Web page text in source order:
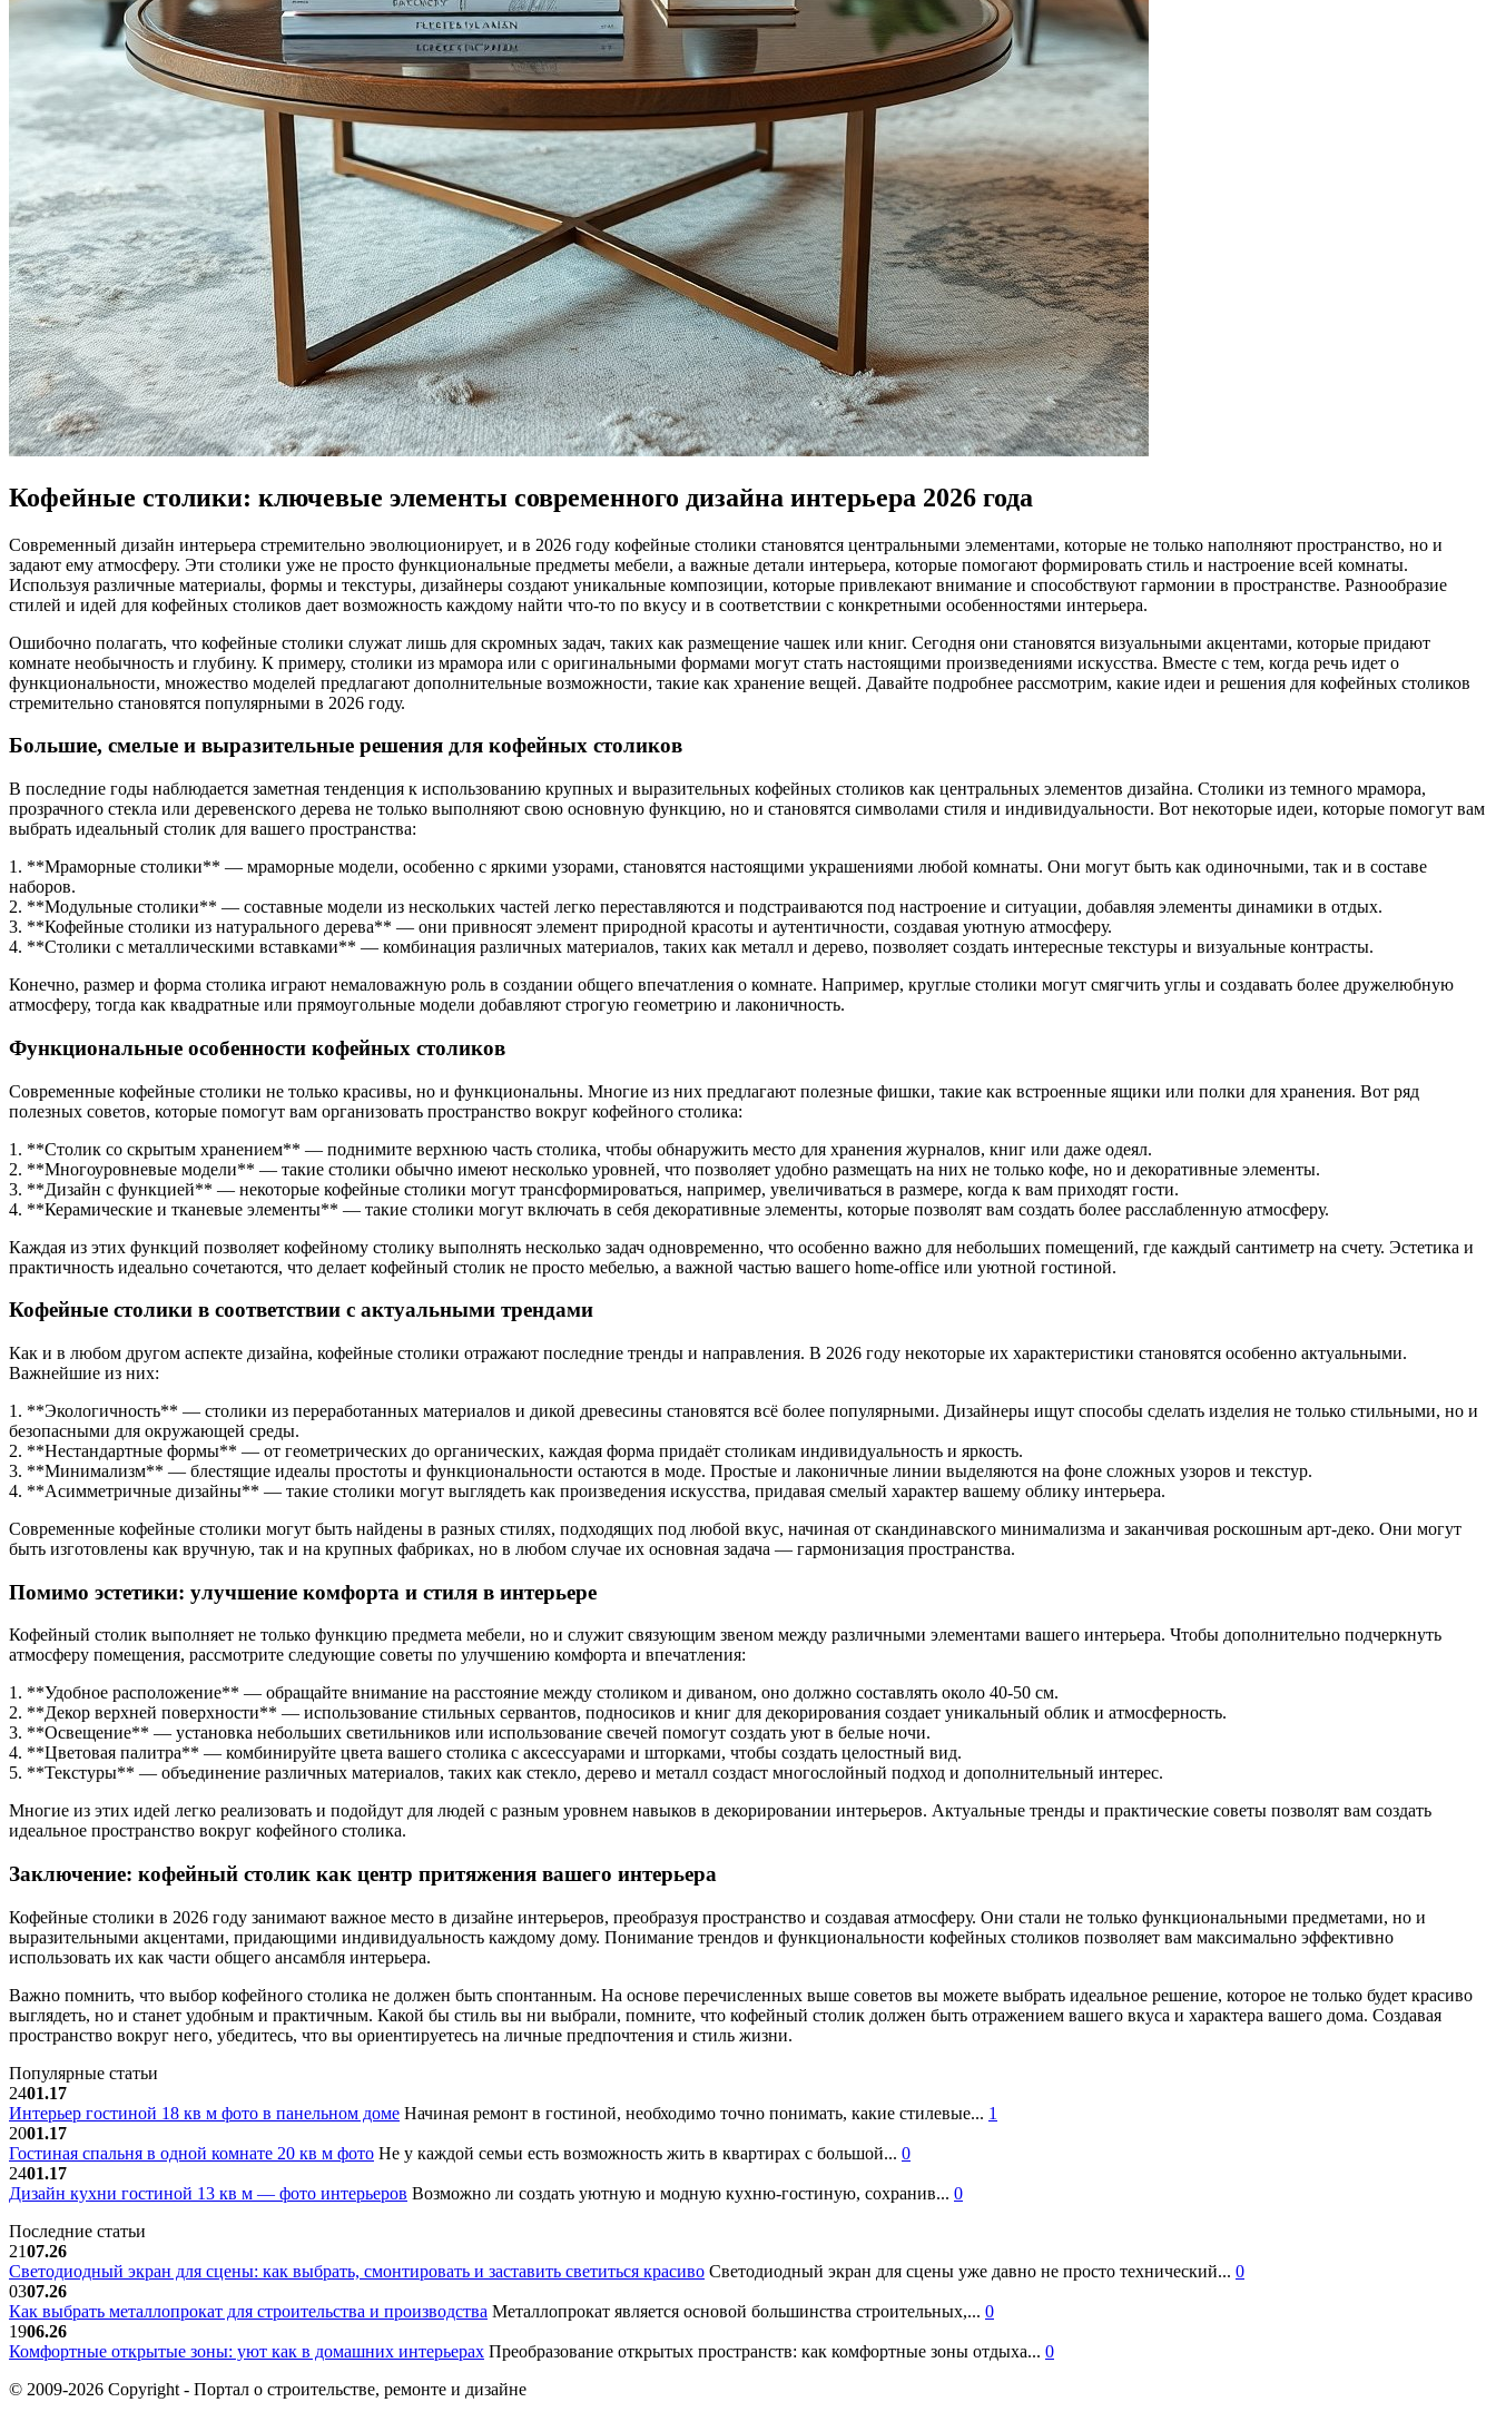
Кофейные столики: ключевые элементы современного дизайна интерьера 2026 года
Современный дизайн интерьера стремительно эволюционирует, и в 2026 году кофейные столики становятся центральными элементами, которые не только наполняют пространство, но и
задают ему атмосферу. Эти столики уже не просто функциональные предметы мебели, а важные детали интерьера, которые помогают формировать стиль и настроение всей комнаты.
Используя различные материалы, формы и текстуры, дизайнеры создают уникальные композиции, которые привлекают внимание и способствуют гармонии в пространстве. Разнообразие
стилей и идей для кофейных столиков дает возможность каждому найти что-то по вкусу и в соответствии с конкретными особенностями интерьера.
Ошибочно полагать, что кофейные столики служат лишь для скромных задач, таких как размещение чашек или книг. Сегодня они становятся визуальными акцентами, которые придают
комнате необычность и глубину. К примеру, столики из мрамора или с оригинальными формами могут стать настоящими произведениями искусства. Вместе с тем, когда речь идет о
функциональности, множество моделей предлагают дополнительные возможности, такие как хранение вещей. Давайте подробнее рассмотрим, какие идеи и решения для кофейных столиков
стремительно становятся популярными в 2026 году.
Большие, смелые и выразительные решения для кофейных столиков
В последние годы наблюдается заметная тенденция к использованию крупных и выразительных кофейных столиков как центральных элементов дизайна. Столики из темного мрамора,
прозрачного стекла или деревенского дерева не только выполняют свою основную функцию, но и становятся символами стиля и индивидуальности. Вот некоторые идеи, которые помогут вам
выбрать идеальный столик для вашего пространства:
1. **Мраморные столики** — мраморные модели, особенно с яркими узорами, становятся настоящими украшениями любой комнаты. Они могут быть как одиночными, так и в составе
наборов.
2. **Модульные столики** — составные модели из нескольких частей легко переставляются и подстраиваются под настроение и ситуации, добавляя элементы динамики в отдых.
3. **Кофейные столики из натурального дерева** — они привносят элемент природной красоты и аутентичности, создавая уютную атмосферу.
4. **Столики с металлическими вставками** — комбинация различных материалов, таких как металл и дерево, позволяет создать интересные текстуры и визуальные контрасты.
Конечно, размер и форма столика играют немаловажную роль в создании общего впечатления о комнате. Например, круглые столики могут смягчить углы и создавать более дружелюбную
атмосферу, тогда как квадратные или прямоугольные модели добавляют строгую геометрию и лаконичность.
Функциональные особенности кофейных столиков
Современные кофейные столики не только красивы, но и функциональны. Многие из них предлагают полезные фишки, такие как встроенные ящики или полки для хранения. Вот ряд
полезных советов, которые помогут вам организовать пространство вокруг кофейного столика:
1. **Столик со скрытым хранением** — поднимите верхнюю часть столика, чтобы обнаружить место для хранения журналов, книг или даже одеял.
2. **Многоуровневые модели** — такие столики обычно имеют несколько уровней, что позволяет удобно размещать на них не только кофе, но и декоративные элементы.
3. **Дизайн с функцией** — некоторые кофейные столики могут трансформироваться, например, увеличиваться в размере, когда к вам приходят гости.
4. **Керамические и тканевые элементы** — такие столики могут включать в себя декоративные элементы, которые позволят вам создать более расслабленную атмосферу.
Каждая из этих функций позволяет кофейному столику выполнять несколько задач одновременно, что особенно важно для небольших помещений, где каждый сантиметр на счету. Эстетика и
практичность идеально сочетаются, что делает кофейный столик не просто мебелью, а важной частью вашего home-office или уютной гостиной.
Кофейные столики в соответствии с актуальными трендами
Как и в любом другом аспекте дизайна, кофейные столики отражают последние тренды и направления. В 2026 году некоторые их характеристики становятся особенно актуальными.
Важнейшие из них:
1. **Экологичность** — столики из переработанных материалов и дикой древесины становятся всё более популярными. Дизайнеры ищут способы сделать изделия не только стильными, но и
безопасными для окружающей среды.
2. **Нестандартные формы** — от геометрических до органических, каждая форма придаёт столикам индивидуальность и яркость.
3. **Минимализм** — блестящие идеалы простоты и функциональности остаются в моде. Простые и лаконичные линии выделяются на фоне сложных узоров и текстур.
4. **Асимметричные дизайны** — такие столики могут выглядеть как произведения искусства, придавая смелый характер вашему облику интерьера.
Современные кофейные столики могут быть найдены в разных стилях, подходящих под любой вкус, начиная от скандинавского минимализма и заканчивая роскошным арт-деко. Они могут
быть изготовлены как вручную, так и на крупных фабриках, но в любом случае их основная задача — гармонизация пространства.
Помимо эстетики: улучшение комфорта и стиля в интерьере
Кофейный столик выполняет не только функцию предмета мебели, но и служит связующим звеном между различными элементами вашего интерьера. Чтобы дополнительно подчеркнуть
атмосферу помещения, рассмотрите следующие советы по улучшению комфорта и впечатления:
1. **Удобное расположение** — обращайте внимание на расстояние между столиком и диваном, оно должно составлять около 40-50 см.
2. **Декор верхней поверхности** — использование стильных сервантов, подносиков и книг для декорирования создает уникальный облик и атмосферность.
3. **Освещение** — установка небольших светильников или использование свечей помогут создать уют в белые ночи.
4. **Цветовая палитра** — комбинируйте цвета вашего столика с аксессуарами и шторками, чтобы создать целостный вид.
5. **Текстуры** — объединение различных материалов, таких как стекло, дерево и металл создаст многослойный подход и дополнительный интерес.
Многие из этих идей легко реализовать и подойдут для людей с разным уровнем навыков в декорировании интерьеров. Актуальные тренды и практические советы позволят вам создать
идеальное пространство вокруг кофейного столика.
Заключение: кофейный столик как центр притяжения вашего интерьера
Кофейные столики в 2026 году занимают важное место в дизайне интерьеров, преобразуя пространство и создавая атмосферу. Они стали не только функциональными предметами, но и
выразительными акцентами, придающими индивидуальность каждому дому. Понимание трендов и функциональности кофейных столиков позволяет вам максимально эффективно
использовать их как части общего ансамбля интерьера.
Важно помнить, что выбор кофейного столика не должен быть спонтанным. На основе перечисленных выше советов вы можете выбрать идеальное решение, которое не только будет красиво
выглядеть, но и станет удобным и практичным. Какой бы стиль вы ни выбрали, помните, что кофейный столик должен быть отражением вашего вкуса и характера вашего дома. Создавая
пространство вокруг него, убедитесь, что вы ориентируетесь на личные предпочтения и стиль жизни.
Популярные статьи
2401.17
Интерьер гостиной 18 кв м фото в панельном доме Начиная ремонт в гостиной, необходимо точно понимать, какие стилевые... 1
2001.17
Гостиная спальня в одной комнате 20 кв м фото Не у каждой семьи есть возможность жить в квартирах с большой... 0
2401.17
Дизайн кухни гостиной 13 кв м — фото интерьеров Возможно ли создать уютную и модную кухню-гостиную, сохранив... 0
Последние статьи
2107.26
Светодиодный экран для сцены: как выбрать, смонтировать и заставить светиться красиво Светодиодный экран для сцены уже давно не просто технический... 0
0307.26
Как выбрать металлопрокат для строительства и производства Металлопрокат является основой большинства строительных,... 0
1906.26
Комфортные открытые зоны: уют как в домашних интерьерах Преобразование открытых пространств: как комфортные зоны отдыха... 0
© 2009-2026 Copyright - Портал о строительстве, ремонте и дизайне